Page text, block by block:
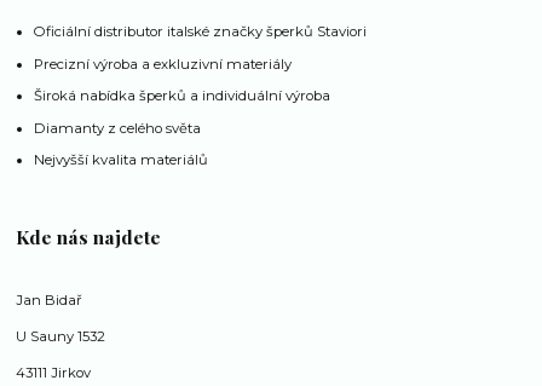
Oficiální distributor italské značky šperků Staviori
Precizní výroba a exkluzivní materiály
Široká nabídka šperků a individuální výroba
Diamanty z celého světa
Nejvyšší kvalita materiálů
Kde nás najdete
Jan Bidař
U Sauny 1532
43111 Jirkov